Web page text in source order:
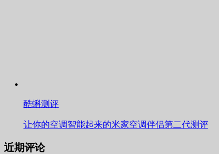
酷蝌测评
让你的空调智能起来的米家空调伴侣第二代测评
近期评论